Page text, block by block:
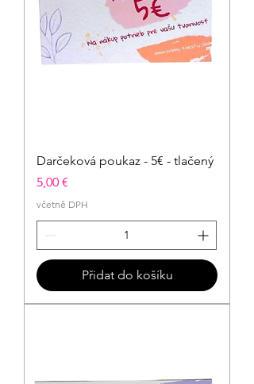
Darčeková poukaz - 5€ - tlačený
Cena
5,00 €
včetně DPH
Přidat do košíku